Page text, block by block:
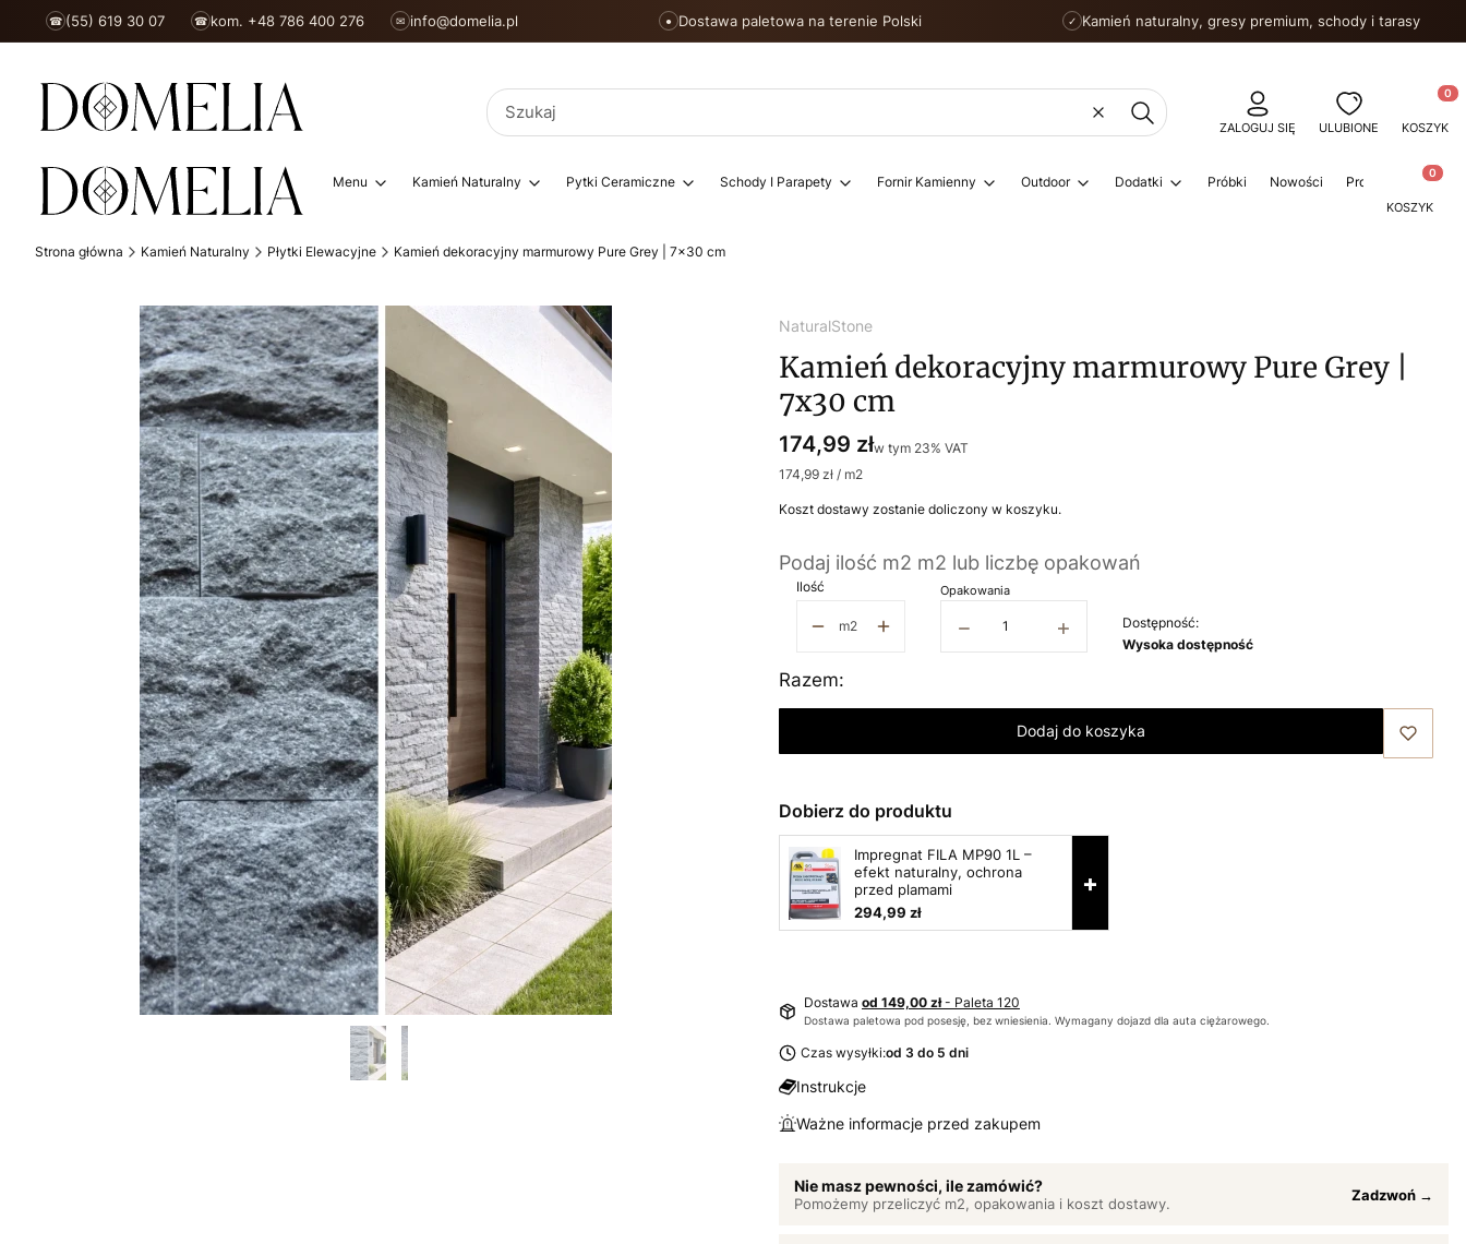
☎ (55) 619 30 07 ☎ kom. +48 786 400 276 ✉ info@domelia.pl ● Dostawa paletowa na terenie Polski ✓ Kamień naturalny, gresy premium, schody i tarasy
WyczyśćSzukaj
ZALOGUJ SIĘ ULUBIONE KOSZYK
Menu Kamień Naturalny Pytki Ceramiczne Schody I Parapety Fornir Kamienny Outdoor Dodatki Próbki Nowości PromocjeProdukty
KOSZYK
Strona główna Kamień Naturalny Płytki Elewacyjne Kamień dekoracyjny marmurowy Pure Grey | 7x30 cm
NaturalStone
Kamień dekoracyjny marmurowy Pure Grey |
7x30 cm
Cena
174,99 złw tym 23% VAT
w tym 23% VAT
174,99 zł / m2
Koszt dostawy zostanie doliczony w koszyku.
Podaj ilość m2 m2 lub liczbę opakowań
Ilość
m2
Opakowania
− +
Dostępność:
Wysoka dostępność
Razem:
Dodaj do koszyka
Dobierz do produktu
Impregnat FILA MP90 1L –
efekt naturalny, ochrona
przed plamami
294,99 zł
+
Dostawa od 149,00 zł- Paleta 120
Dostawa paletowa pod posesję, bez wniesienia. Wymagany dojazd dla auta ciężarowego.
Czas wysyłki:od 3 do 5 dni
Instrukcje
Ważne informacje przed zakupem
Nie masz pewności, ile zamówić?
Pomożemy przeliczyć m2, opakowania i koszt dostawy.
Zadzwoń →